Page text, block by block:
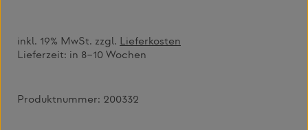
inkl. 19% MwSt. zzgl. Lieferkosten
Lieferzeit: in 8–10 Wochen
Produktnummer: 200332